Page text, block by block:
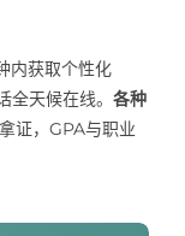
内获取个性化
天候在线。 各种
，GPA与职业